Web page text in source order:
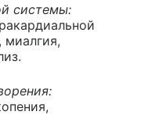
системы: